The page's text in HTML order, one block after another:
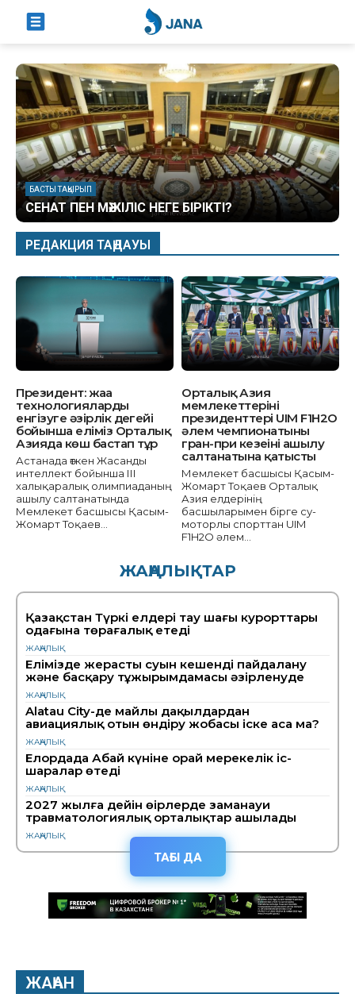
БАСТЫ ТАҚЫРЫП
СЕНАТ ПЕН МӘЖІЛІС НЕГЕ БІРІКТІ?
РЕДАКЦИЯ ТАҢДАУЫ
Президент: жаңа
технологияларды
енгізуге әзірлік деңгейі
бойынша еліміз Орталық
Азияда көш бастап тұр
Астанада өткен Жасанды
интеллект бойынша ІІІ
халықаралық олимпиаданың
ашылу салтанатында
Мемлекет басшысы Қасым-
Жомарт Тоқаев...
Орталық Азия
мемлекеттерінің
президенттері UIM F1H2O
әлем чемпионатының
гран-при кезеңінің ашылу
салтанатына қатысты
Мемлекет басшысы Қасым-
Жомарт Тоқаев Орталық
Азия елдерінің
басшыларымен бірге су-
моторлы спорттан UIM
F1H2O әлем...
ЖАҢАЛЫҚТАР
Қазақстан Түркі елдері тау шаңғы курорттары
одағына төрағалық етеді
ЖАҢАЛЫҚ
Елімізде жерасты суын кешенді пайдалану
және басқару тұжырымдамасы әзірленуде
ЖАҢАЛЫҚ
Alatau City-де майлы дақылдардан
авиациялық отын өндіру жобасы іске аса ма?
ЖАҢАЛЫҚ
Елордада Абай күніне орай мерекелік іс-
шаралар өтеді
ЖАҢАЛЫҚ
2027 жылға дейін өңірлерде заманауи
травматологиялық орталықтар ашылады
ЖАҢАЛЫҚ
ТАҒЫ ДА
ЖАҺАН